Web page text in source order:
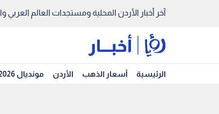
آخر أخبار الأردن المحلية ومستجدات العالم العربي
الرئيسية أسعار الذهب الأردن مونديال 2026